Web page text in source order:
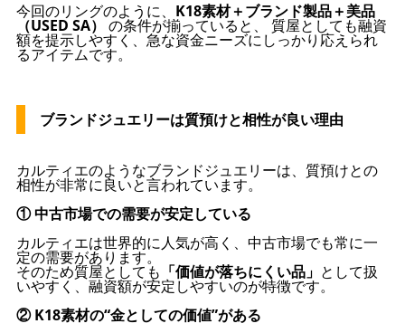
今回のリングのように、 K18素材＋ブランド製品＋美品
（USED SA） の条件が揃っていると、 質屋としても融資
額を提示しやすく、急な資金ニーズにしっかり応えられ
るアイテムです。
ブランドジュエリーは質預けと相性が良い理由
カルティエのようなブランドジュエリーは、質預けとの
相性が非常に良いと言われています。
① 中古市場での需要が安定している
カルティエは世界的に人気が高く、中古市場でも常に一
定の需要があります。
そのため質屋としても 「価値が落ちにくい品」 として扱
いやすく、融資額が安定しやすいのが特徴です。
② K18素材の“金としての価値”がある